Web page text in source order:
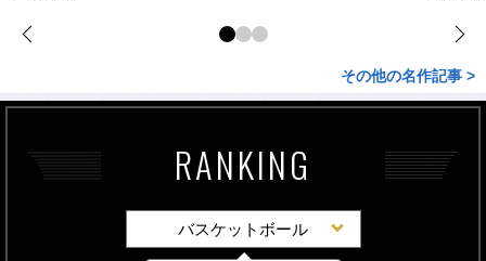
その他の名作記事 >
RANKING
バスケットボール